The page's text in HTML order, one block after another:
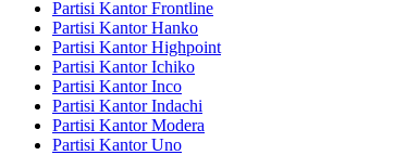
Partisi Kantor Frontline
Partisi Kantor Hanko
Partisi Kantor Highpoint
Partisi Kantor Ichiko
Partisi Kantor Inco
Partisi Kantor Indachi
Partisi Kantor Modera
Partisi Kantor Uno